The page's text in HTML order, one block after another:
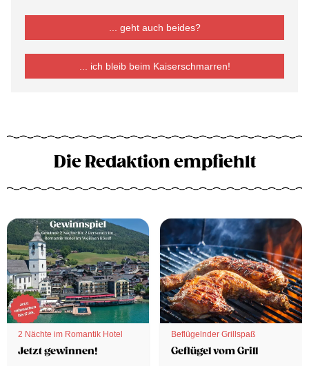
... geht auch beides?
... ich bleib beim Kaiserschmarren!
Die Redaktion empfiehlt
2 Nächte im Romantik Hotel
Jetzt gewinnen!
Beflügelnder Grillspaß
Geflügel vom Grill